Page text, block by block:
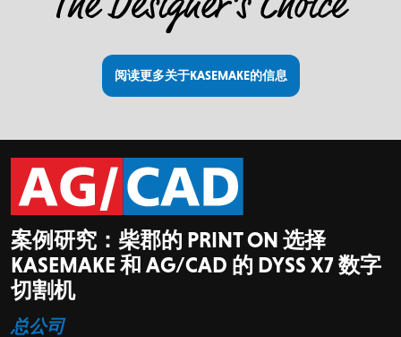
阅读更多关于KASEMAKE的信息
案例研究：柴郡的 PRINT ON 选择
KASEMAKE 和 AG/CAD 的 DYSS X7 数字
切割机
总公司